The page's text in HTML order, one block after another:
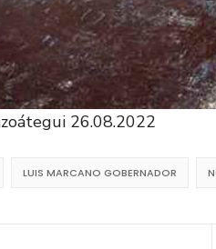
26.08.2022
LUIS MARCANO GOBERNADOR